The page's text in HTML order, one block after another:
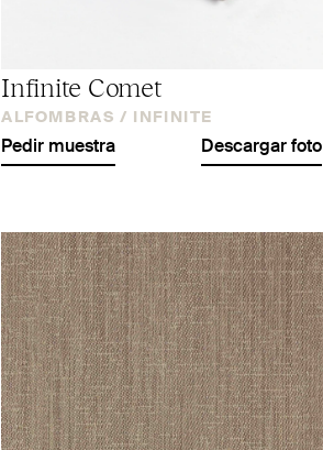
Infinite Comet
ALFOMBRAS / INFINITE
Pedir muestra Descargar foto